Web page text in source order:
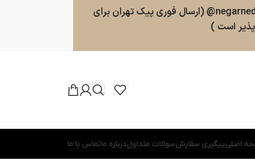
اصلیپیگیری سفارشسوالات متداولدرباره ماتماس با ما
سفارشات طبق روال ارسال خواهند شد . پشتیبانی 09025357598 (ارسال پیامک و پیام در واتسپ ، تلگرام ، بله ) کانال بله و تلگرام : negarnedaei@ (ارسال فوری پیک تهران برای
است )